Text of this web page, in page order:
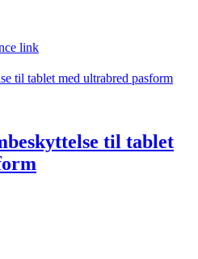
link
til tablet